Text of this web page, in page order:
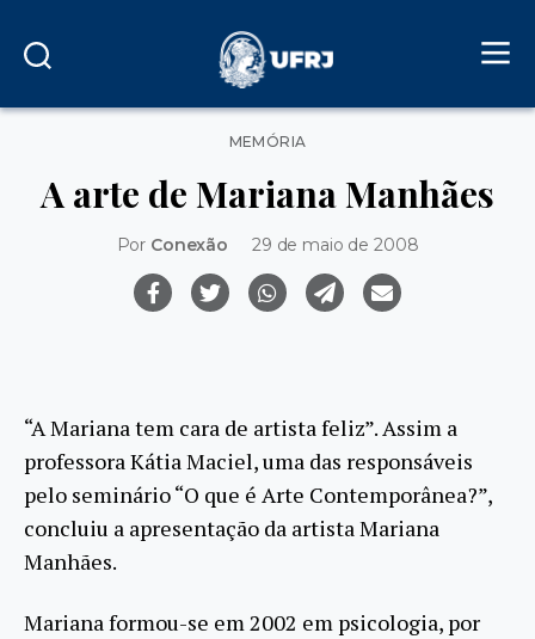
Categorias
MEMÓRIA
A arte de Mariana Manhães
Por Conexão 29 de maio de 2008
“A Mariana tem cara de artista feliz”. Assim a
professora Kátia Maciel, uma das responsáveis
pelo seminário “O que é Arte Contemporânea?”,
concluiu a apresentação da artista Mariana
Manhães.
Mariana formou-se em 2002 em psicologia, por